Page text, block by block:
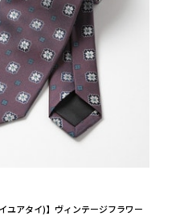
イユアタイ)】ヴィンテージフラワー